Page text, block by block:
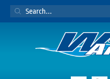
PRODUCTS
SEARCH